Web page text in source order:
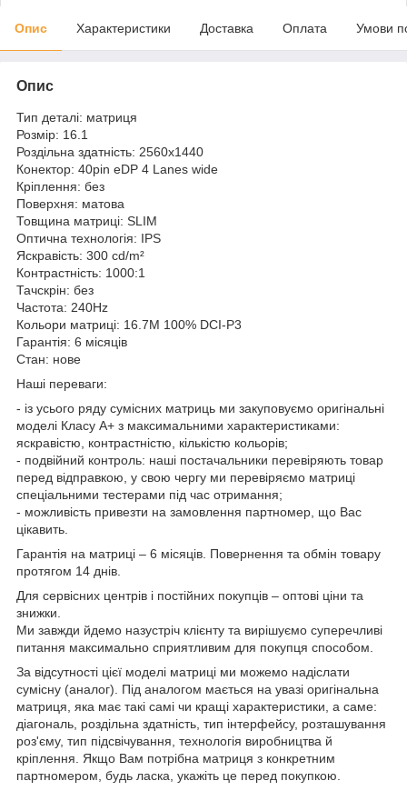
Опис Характеристики Доставка Оплата Умови
Опис
Тип деталі: матриця
Розмір: 16.1
Роздільна здатність: 2560x1440
Конектор: 40pin eDP 4 Lanes wide
Кріплення: без
Поверхня: матова
Товщина матриці: SLIM
Оптична технологія: IPS
Яскравість: 300 cd/m²
Контрастність: 1000:1
Тачскрін: без
Частота: 240Hz
Кольори матриці: 16.7M 100% DCI-P3
Гарантія: 6 місяців
Стан: нове
Наші переваги:
- із усього ряду сумісних матриць ми закуповуємо оригінальні
моделі Класу А+ з максимальними характеристиками:
яскравістю, контрастністю, кількістю кольорів;
- подвійний контроль: наші постачальники перевіряють товар
перед відправкою, у свою чергу ми перевіряємо матриці
спеціальними тестерами під час отримання;
- можливість привезти на замовлення партномер, що Вас
цікавить.
Гарантія на матриці – 6 місяців. Повернення та обмін товару
протягом 14 днів.
Для сервісних центрів і постійних покупців – оптові ціни та
знижки.
Ми завжди йдемо назустріч клієнту та вирішуємо суперечливі
питання максимально сприятливим для покупця способом.
За відсутності цієї моделі матриці ми можемо надіслати
сумісну (аналог). Під аналогом мається на увазі оригінальна
матриця, яка має такі самі чи кращі характеристики, а саме:
діагональ, роздільна здатність, тип інтерфейсу, розташування
роз'єму, тип підсвічування, технологія виробництва й
кріплення. Якщо Вам потрібна матриця з конкретним
партномером, будь ласка, укажіть це перед покупкою.